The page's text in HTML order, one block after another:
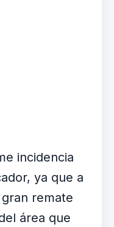
incidencia
ya que a
remate
área que